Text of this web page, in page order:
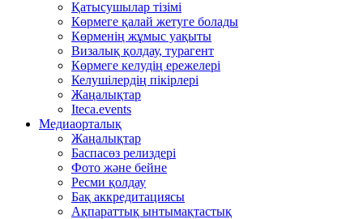
Қатысушылар тізімі
Көрмеге қалай жетуге болады
Көрменің жұмыс уақыты
Визалық қолдау, турагент
Көрмеге келудің ережелері
Келушілердің пікірлері
Жаңалықтар
Iteca.events
Медиаорталық
Жаңалықтар
Баспасөз релиздері
Фото және бейне
Ресми қолдау
Бақ аккредитациясы
Ақпараттық ынтымақтастық